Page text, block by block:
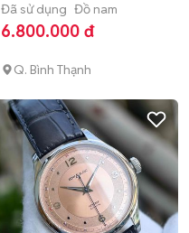
Đã sử dụng Đồ nam
6.800.000 đ
Q. Bình Thạnh